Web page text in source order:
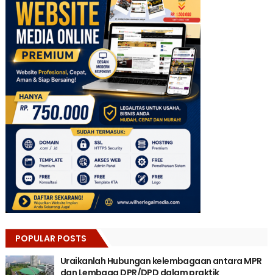
POPULAR POSTS
Uraikanlah Hubungan kelembagaan antara MPR
dan Lembaga DPR/DPD dalam praktik